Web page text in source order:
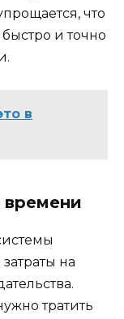
что
и точно
в
времени
на
тратить